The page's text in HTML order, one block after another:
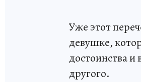
Уже этот
девушке,
достоинства и
другого.